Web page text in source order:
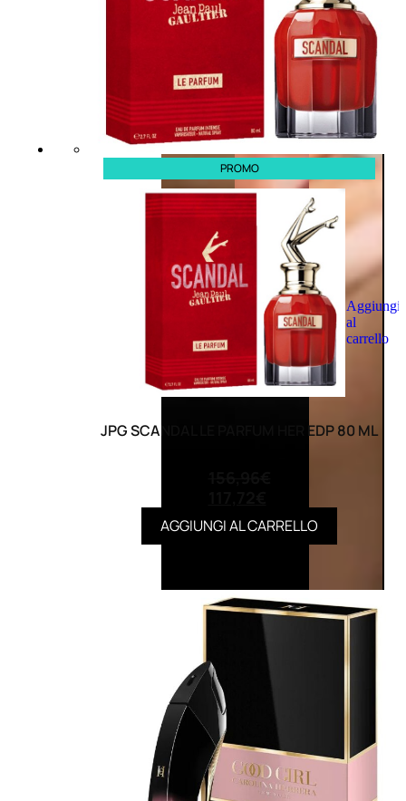
Aggiungi
al
carrello
PROMO
JPG SCANDAL LE PARFUM HER EDP 80 ML
AGGIUNGI AL CARRELLO